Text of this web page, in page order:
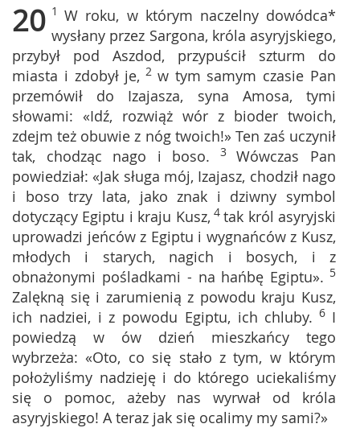
20 1W roku, w którym naczelny dowódca*
wysłany przez Sargona, króla asyryjskiego,
przybył pod Aszdod, przypuścił szturm do
miasta i zdobył je, 2 w tym samym czasie Pan
przemówił do Izajasza, syna Amosa, tymi
słowami: «Idź, rozwiąż wór z bioder twoich,
zdejm też obuwie z nóg twoich!» Ten zaś uczynił
tak, chodząc nago i boso. 3Wówczas Pan
powiedział: «Jak sługa mój, Izajasz, chodził nago
i boso trzy lata, jako znak i dziwny symbol
dotyczący Egiptu i kraju Kusz, 4tak król asyryjski
uprowadzi jeńców z Egiptu i wygnańców z Kusz,
młodych i starych, nagich i bosych, i z
obnażonymi pośladkami - na hańbę Egiptu». 5
Zalękną się i zarumienią z powodu kraju Kusz,
ich nadziei, i z powodu Egiptu, ich chluby. 6 I
powiedzą w ów dzień mieszkańcy tego
wybrzeża: «Oto, co się stało z tym, w którym
położyliśmy nadzieję i do którego uciekaliśmy
się o pomoc, ażeby nas wyrwał od króla
asyryjskiego! A teraz jak się ocalimy my sami?»